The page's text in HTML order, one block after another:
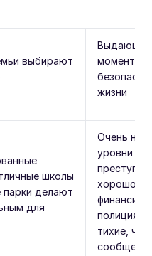
выбирают
моменты
жизни
школы
парки делают
для
Очень
уровни
хорошо
полиция и
тихие,